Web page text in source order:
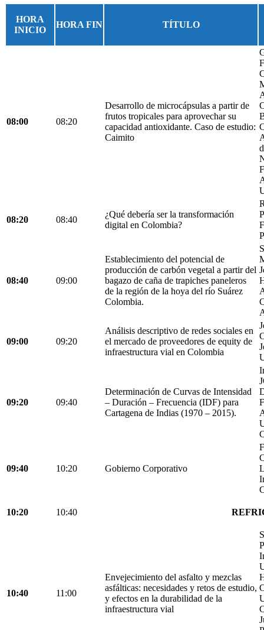
HORA
INICIO
HORA FIN TÍTULO
08:00 08:20
Desarrollo de microcápsulas a partir de
frutos tropicales para aprovechar su
capacidad antioxidante. Caso de estudio:
Caimito
08:20 08:40
¿Qué debería ser la transformación
digital en Colombia?
08:40 09:00
Establecimiento del potencial de
producción de carbón vegetal a partir del
bagazo de caña de trapiches paneleros
de la región de la hoya del río Suárez
Colombia.
09:00 09:20
Análisis descriptivo de redes sociales en
el mercado de proveedores de equity de
infraestructura vial en Colombia
09:20 09:40
Determinación de Curvas de Intensidad
– Duración – Frecuencia (IDF) para
Cartagena de Indias (1970 – 2015).
09:40 10:20 Gobierno Corporativo
10:20 10:40
10:40 11:00
Envejecimiento del asfalto y mezclas
asfálticas: necesidades y retos de estudio,
y efectos en la durabilidad de la
infraestructura vial